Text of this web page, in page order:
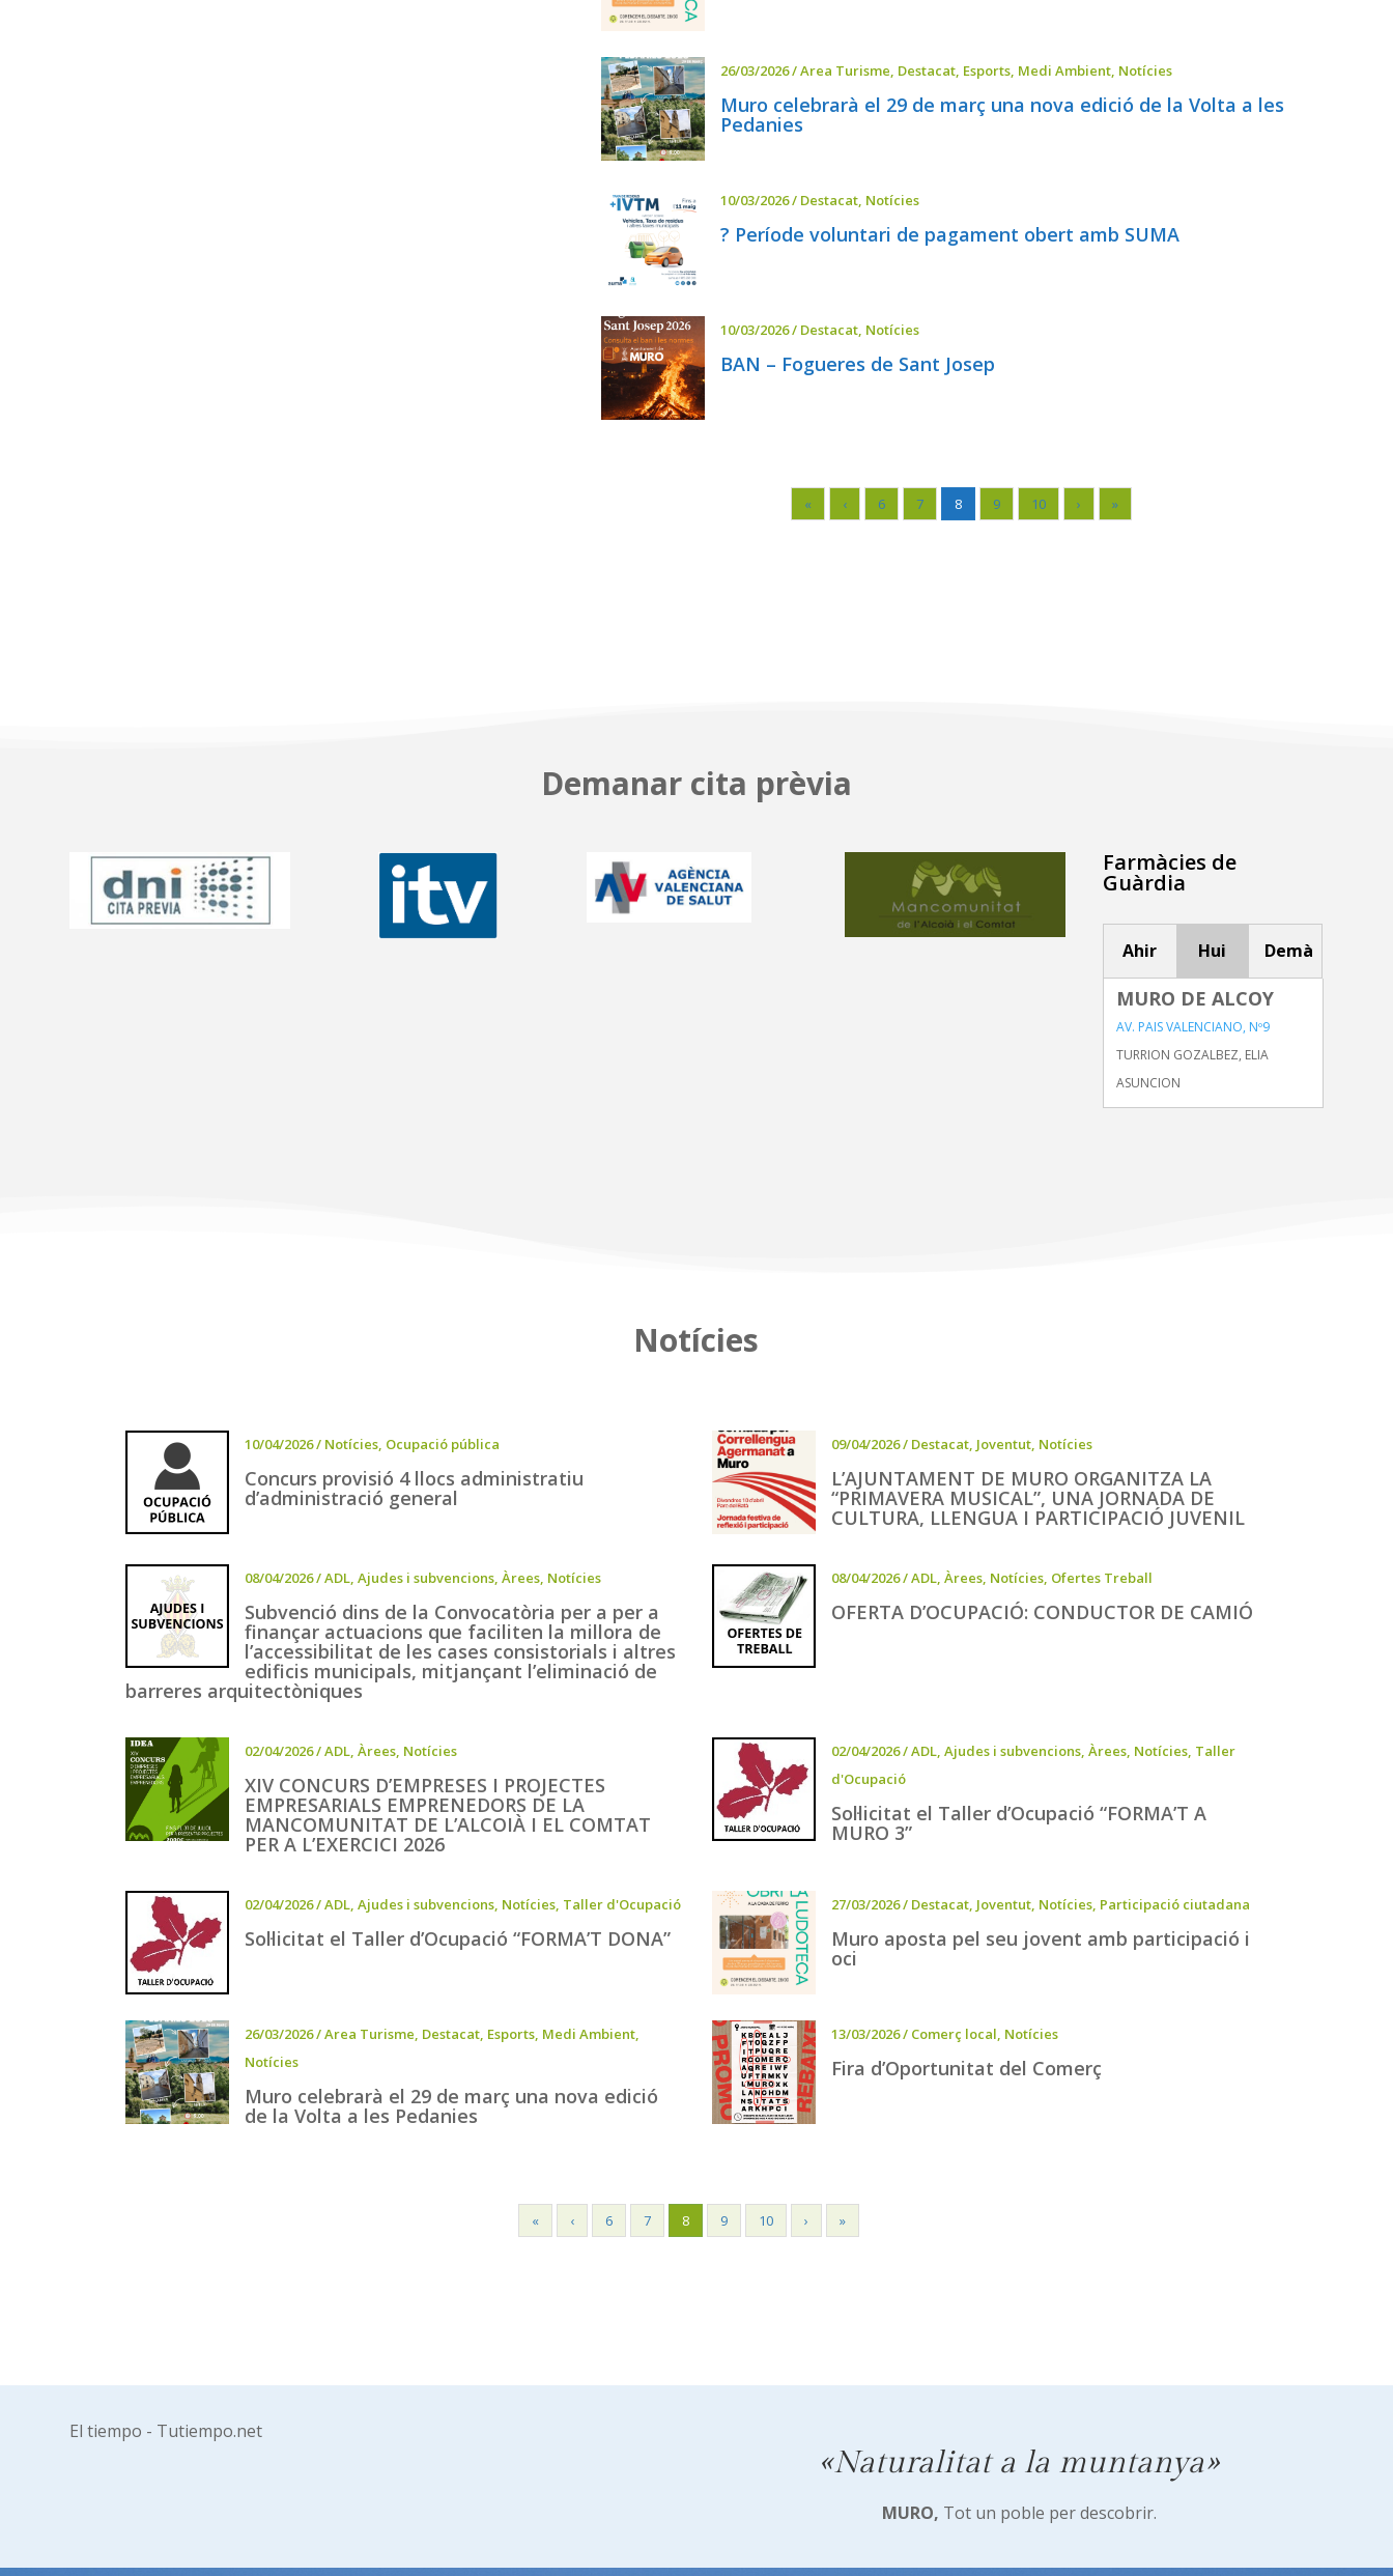
26/03/2026/Area Turisme, Destacat, Esports, Medi Ambient, Notícies
Muro celebrarà el 29 de març una nova edició de la Volta a les
Pedanies
10/03/2026/ Destacat, Notícies
? Període voluntari de pagament obert amb SUMA
10/03/2026/ Destacat, Notícies
BAN – Fogueres de Sant Josep
« ‹ 6 7 8 9 10 › »
Demanar cita prèvia
Farmàcies de
Guàrdia
Ahir Hui Demà
MURO DE ALCOY
AV. PAIS VALENCIANO, Nº9
TURRION GOZALBEZ, ELIA
ASUNCION
Notícies
10/04/2026/ Notícies, Ocupació pública
Concurs provisió 4 llocs administratiu
d’administració general
09/04/2026/ Destacat, Joventut, Notícies
L’AJUNTAMENT DE MURO ORGANITZA LA
“PRIMAVERA MUSICAL”, UNA JORNADA DE
CULTURA, LLENGUA I PARTICIPACIÓ JUVENIL
08/04/2026/ADL, Ajudes i subvencions, Àrees, Notícies
Subvenció dins de la Convocatòria per a per a
finançar actuacions que faciliten la millora de
l’accessibilitat de les cases consistorials i altres
edificis municipals, mitjançant l’eliminació de
barreres arquitectòniques
08/04/2026/ADL, Àrees, Notícies, Ofertes Treball
OFERTA D’OCUPACIÓ: CONDUCTOR DE CAMIÓ
02/04/2026/ADL, Àrees, Notícies
XIV CONCURS D’EMPRESES I PROJECTES
EMPRESARIALS EMPRENEDORS DE LA
MANCOMUNITAT DE L’ALCOIÀ I EL COMTAT
PER A L’EXERCICI 2026
02/04/2026/ADL, Ajudes i subvencions, Àrees, Notícies, Taller
d'Ocupació
Sol·licitat el Taller d’Ocupació “FORMA’T A
MURO 3”
02/04/2026/ADL, Ajudes i subvencions, Notícies, Taller d'Ocupació
Sol·licitat el Taller d’Ocupació “FORMA’T DONA”
27/03/2026/ Destacat, Joventut, Notícies, Participació ciutadana
Muro aposta pel seu jovent amb participació i
oci
26/03/2026/Area Turisme, Destacat, Esports, Medi Ambient,
Notícies
Muro celebrarà el 29 de març una nova edició
de la Volta a les Pedanies
13/03/2026/ Comerç local, Notícies
Fira d’Oportunitat del Comerç
« ‹ 6 7 8 9 10 › »
El tiempo - Tutiempo.net
«Naturalitat a la muntanya»
MURO, Tot un poble per descobrir.